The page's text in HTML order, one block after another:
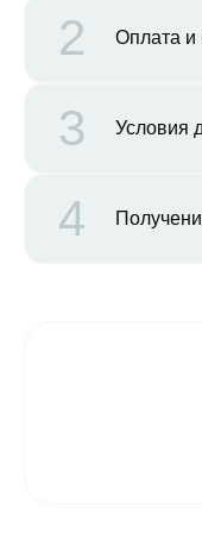
2 Оплата и
3 Условия
4